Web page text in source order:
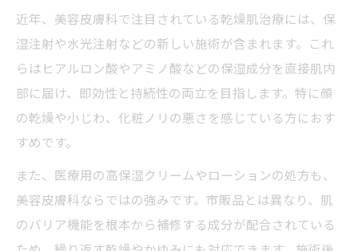
近年、美容皮膚科で注目されている乾燥肌治療には、保
湿注射や水光注射などの新しい施術が含まれます。これ
らはヒアルロン酸やアミノ酸などの保湿成分を直接肌内
部に届け、即効性と持続性の両立を目指します。特に顔
の乾燥や小じわ、化粧ノリの悪さを感じている方におす
すめです。
また、医療用の高保湿クリームやローションの処方も、
美容皮膚科ならではの強みです。市販品とは異なり、肌
のバリア機能を根本から補修する成分が配合されている